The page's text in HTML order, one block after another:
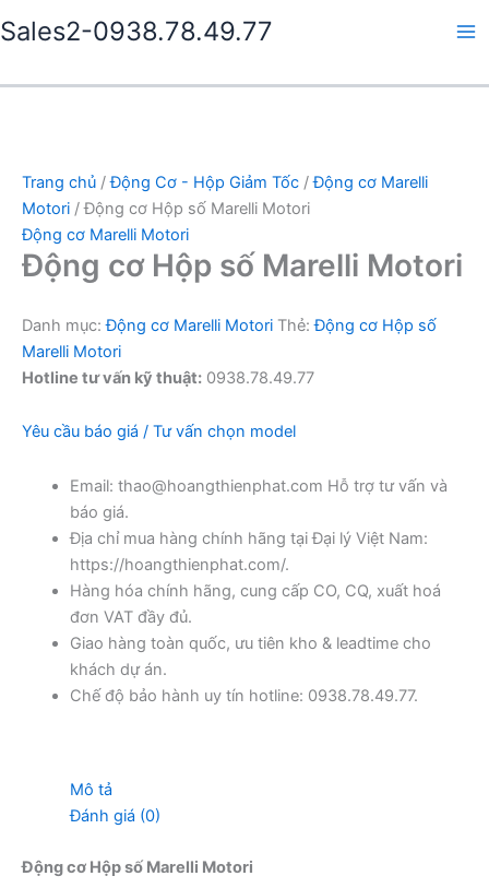
tới
dung
Sales2-0938.78.49.77
Trang chủ /Động Cơ - Hộp Giảm Tốc /Động cơ Marelli
Motori / Động cơ Hộp số Marelli Motori
Động cơ Marelli Motori
Động cơ Hộp số Marelli Motori
Danh mục:Động cơ Marelli Motori Thẻ:Động cơ Hộp số
Marelli Motori
Hotline tư vấn kỹ thuật: 0938.78.49.77
Yêu cầu báo giá / Tư vấn chọn model
Email: thao@hoangthienphat.com Hỗ trợ tư vấn và
báo giá.
Địa chỉ mua hàng chính hãng tại Đại lý Việt Nam:
https://hoangthienphat.com/.
Hàng hóa chính hãng, cung cấp CO, CQ, xuất hoá
đơn VAT đầy đủ.
Giao hàng toàn quốc, ưu tiên kho & leadtime cho
khách dự án.
Chế độ bảo hành uy tín hotline: 0938.78.49.77.
Mô tả
Đánh giá (0)
Động cơ Hộp số Marelli Motori